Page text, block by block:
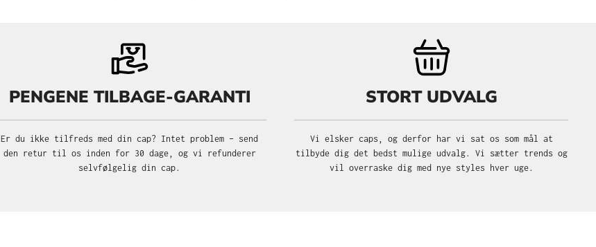
PENGENE TILBAGE-GARANTI
Er du ikke tilfreds med din cap? Intet problem – send
den retur til os inden for 30 dage, og vi refunderer
selvfølgelig din cap.
STORT UDVALG
Vi elsker caps, og derfor har vi sat os som mål at
tilbyde dig det bedst mulige udvalg. Vi sætter trends og
vil overraske dig med nye styles hver uge.